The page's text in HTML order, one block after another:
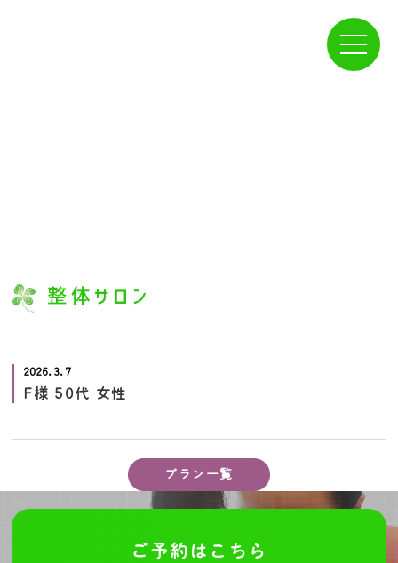
2026.3.7
F様 50代 女性
プラン一覧
ご予約はこちら